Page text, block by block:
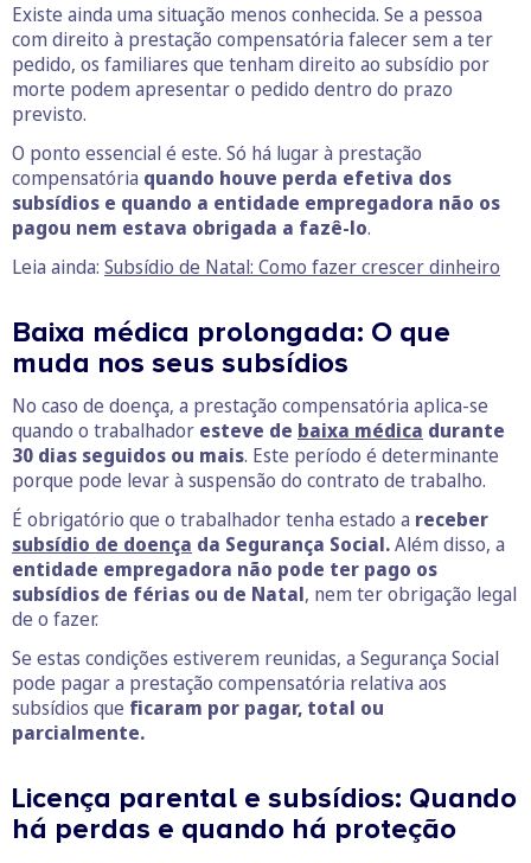
Existe ainda uma situação menos conhecida. Se a pessoa
com direito à prestação compensatória falecer sem a ter
pedido, os familiares que tenham direito ao subsídio por
morte podem apresentar o pedido dentro do prazo
previsto.
O ponto essencial é este. Só há lugar à prestação
compensatória quando houve perda efetiva dos
subsídios e quando a entidade empregadora não os
pagou nem estava obrigada a fazê-lo.
Leia ainda: Subsídio de Natal: Como fazer crescer dinheiro
Baixa médica prolongada: O que
muda nos seus subsídios
No caso de doença, a prestação compensatória aplica-se
quando o trabalhador esteve de baixa médica durante
30 dias seguidos ou mais. Este período é determinante
porque pode levar à suspensão do contrato de trabalho.
É obrigatório que o trabalhador tenha estado a receber
subsídio de doença da Segurança Social.Além disso, a
entidade empregadora não pode ter pago os
subsídios de férias ou de Natal, nem ter obrigação legal
de o fazer.
Se estas condições estiverem reunidas, a Segurança Social
pode pagar a prestação compensatória relativa aos
subsídios que ficaram por pagar, total ou
parcialmente.
Licença parental e subsídios: Quando
há perdas e quando há proteção